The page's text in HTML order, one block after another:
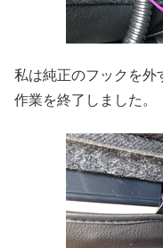
私は純正のフックを外
作業を終了しました。